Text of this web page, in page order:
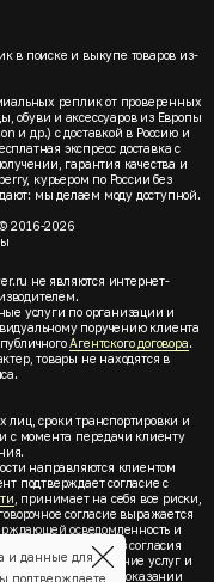
в поиске и выкупе товаров из-
реплик от проверенных
обуви и аксессуаров из Европы
и др.) с доставкой в Россию и
экспресс доставка с
гарантия качества и
курьером по России без
мы делаем моду доступной.
2016-2026
не являются интернет-
услуги по организации и
поручению клиента
Агентского договора.
товары не находятся в
лиц, сроки транспортировки и
с момента передачи клиенту
направляются клиентом
подтверждает согласие с
, принимает на себя все риски,
согласие выражается
осведомленность и
условиями. Без согласия
оказание услуг и
условий оферты об оказании
и данные для
подтверждаете